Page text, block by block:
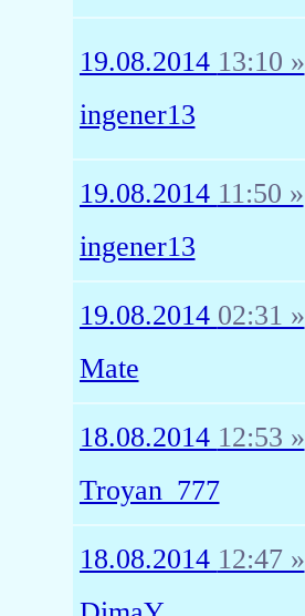
19.08.2014 13:10 »
ingener13
19.08.2014 11:50 »
ingener13
19.08.2014 02:31 »
Mate
18.08.2014 12:53 »
Troyan_777
18.08.2014 12:47 »